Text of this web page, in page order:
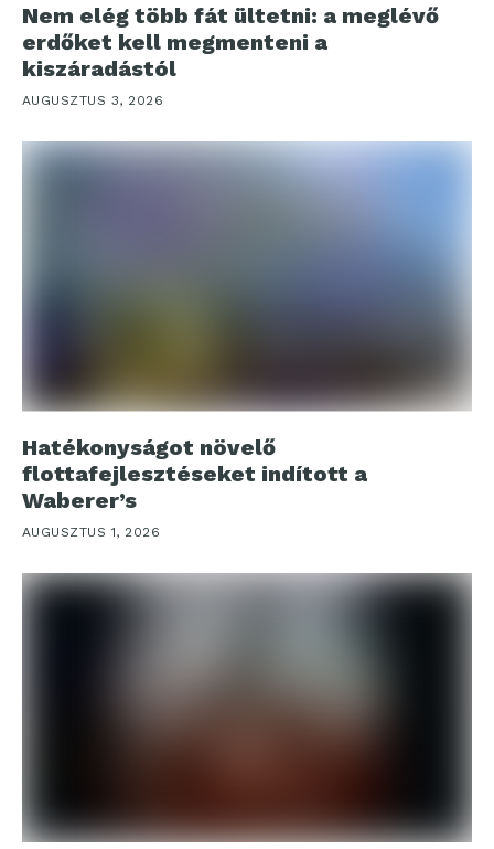
Nem elég több fát ültetni: a meglévő
erdőket kell megmenteni a
kiszáradástól
AUGUSZTUS 3, 2026
Hatékonyságot növelő
flottafejlesztéseket indított a
Waberer’s
AUGUSZTUS 1, 2026